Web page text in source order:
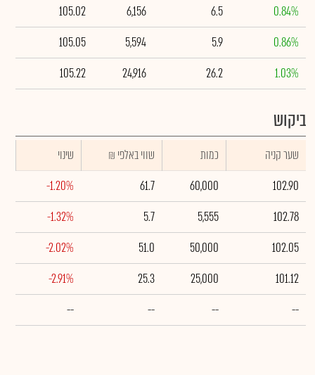
0.84%
6.5
6,156
105.02
0.86%
5.9
5,594
105.05
1.03%
26.2
24,916
105.22
ביקוש
שער קניה כמות ₪ שווי באלפי
שינוי
102.90
60,000
61.7
-1.20%
102.78
5,555
5.7
-1.32%
102.05
50,000
51.0
-2.02%
101.12
25,000
25.3
-2.91%
--
--
--
--